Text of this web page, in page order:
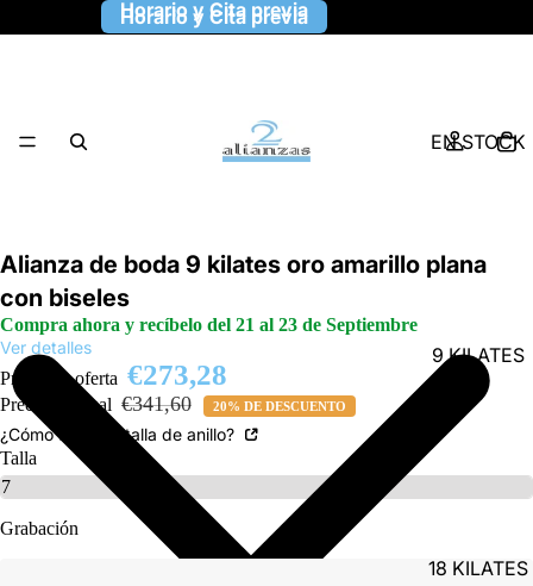
Horario y Cita previa
Horario y Cita previa
EN STOCK
9 KILATES
18 KILATES
Alianza de boda 9 kilates oro amarillo plana
con biseles
Compra ahora y recíbelo del 21 al 23 de Septiembre
Ver detalles
Precio de oferta €273,28
Precio habitual €341,60 20% DE DESCUENTO
¿Cómo saber la talla de anillo?
Talla
Grabación